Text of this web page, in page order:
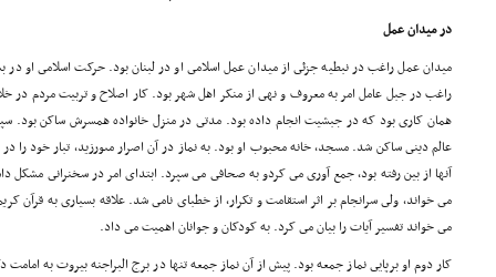
در میدان عمل
میدان عمل راغب در نبطیه جزئى از میدان عمل اسلامى او در لبنان بود. حرکت اسلامى او در
راغب در جبل عامل امر به معروف و نهى از منکر اهل شهر بود. کار اصلاح و تربیت مردم در
همان کارى بود که در جبشیت انجام داده بود. مدتى در منزل خانواده همسرش ساکن بود.
عالم دینى ساکن شد. مسجد، خانه محبوب او بود. به نماز در آن اصرار مىورزید، تبار خود را
آنها از بین رفته بود، جمع آورى مى کردو به صحافى مى سپرد. ابتداى امر در سخنرانى
مى خواند، ولى سرانجام بر اثر استقامت و تکرار، از خطباى نامى شد. علاقه بسیارى به قرآن
مى خواند تفسیر آیات را بیان مى کرد. به کودکان و جوانان اهمیت مى داد.
کار دوم او برپایى نماز جمعه بود. پیش از آن نماز جمعه تنها در برج البراجنه بیروت به